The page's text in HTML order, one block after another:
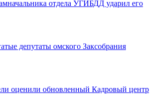
отдела УГИБДД ударил его
депутаты омского Заксобрания
оценили обновленный Кадровый центр